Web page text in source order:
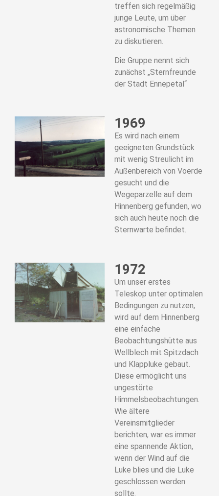
treffen sich regelmäßig
junge Leute, um über
astronomische Themen
zu diskutieren.
Die Gruppe nennt sich
zunächst „Sternfreunde
der Stadt Ennepetal“
1969
Es wird nach einem
geeigneten Grundstück
mit wenig Streulicht im
Außenbereich von Voerde
gesucht und die
Wegeparzelle auf dem
Hinnenberg gefunden, wo
sich auch heute noch die
Sternwarte befindet.
1972
Um unser erstes
Teleskop unter optimalen
Bedingungen zu nutzen,
wird auf dem Hinnenberg
eine einfache
Beobachtungshütte aus
Wellblech mit Spitzdach
und Klappluke gebaut.
Diese ermöglicht uns
ungestörte
Himmelsbeobachtungen.
Wie ältere
Vereinsmitglieder
berichten, war es immer
eine spannende Aktion,
wenn der Wind auf die
Luke blies und die Luke
geschlossen werden
sollte.